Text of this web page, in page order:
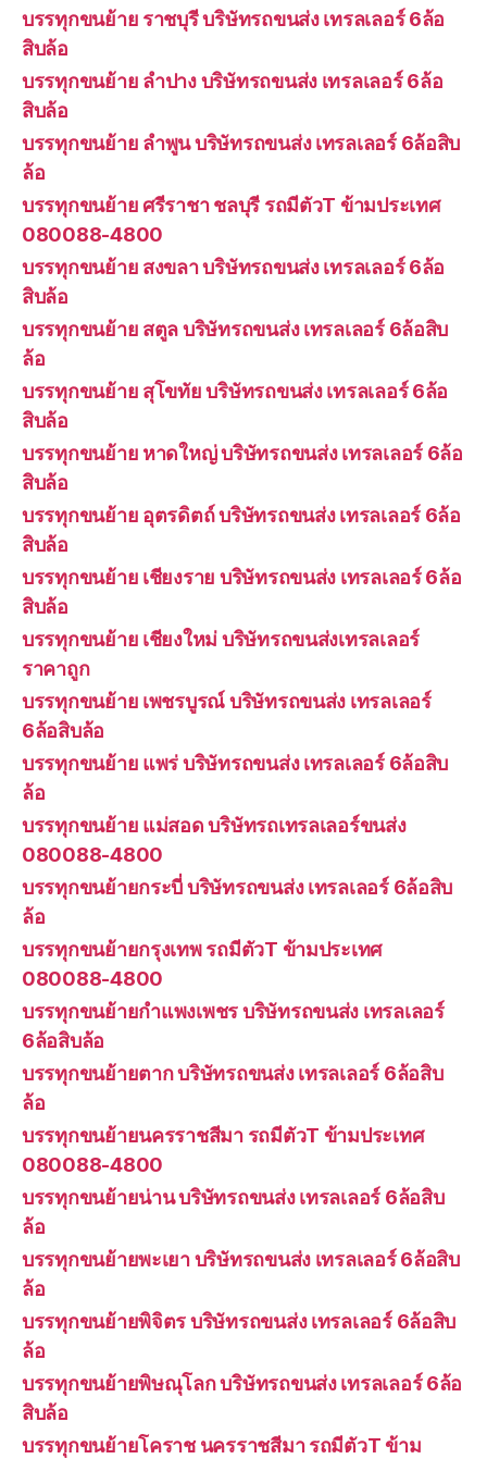
บรรทุกขนย้าย ราชบุรี บริษัทรถขนส่ง เทรลเลอร์ 6ล้อ
สิบล้อ
บรรทุกขนย้าย ลำปาง บริษัทรถขนส่ง เทรลเลอร์ 6ล้อ
สิบล้อ
บรรทุกขนย้าย ลำพูน บริษัทรถขนส่ง เทรลเลอร์ 6ล้อสิบ
ล้อ
บรรทุกขนย้าย ศรีราชา ชลบุรี รถมีตัวT ข้ามประเทศ
080088-4800
บรรทุกขนย้าย สงขลา บริษัทรถขนส่ง เทรลเลอร์ 6ล้อ
สิบล้อ
บรรทุกขนย้าย สตูล บริษัทรถขนส่ง เทรลเลอร์ 6ล้อสิบ
ล้อ
บรรทุกขนย้าย สุโขทัย บริษัทรถขนส่ง เทรลเลอร์ 6ล้อ
สิบล้อ
บรรทุกขนย้าย หาดใหญ่ บริษัทรถขนส่ง เทรลเลอร์ 6ล้อ
สิบล้อ
บรรทุกขนย้าย อุตรดิตถ์ บริษัทรถขนส่ง เทรลเลอร์ 6ล้อ
สิบล้อ
บรรทุกขนย้าย เชียงราย บริษัทรถขนส่ง เทรลเลอร์ 6ล้อ
สิบล้อ
บรรทุกขนย้าย เชียงใหม่ บริษัทรถขนส่งเทรลเลอร์
ราคาถูก
บรรทุกขนย้าย เพชรบูรณ์ บริษัทรถขนส่ง เทรลเลอร์
6ล้อสิบล้อ
บรรทุกขนย้าย แพร่ บริษัทรถขนส่ง เทรลเลอร์ 6ล้อสิบ
ล้อ
บรรทุกขนย้าย แม่สอด บริษัทรถเทรลเลอร์ขนส่ง
080088-4800
บรรทุกขนย้ายกระบี่ บริษัทรถขนส่ง เทรลเลอร์ 6ล้อสิบ
ล้อ
บรรทุกขนย้ายกรุงเทพ รถมีตัวT ข้ามประเทศ
080088-4800
บรรทุกขนย้ายกำแพงเพชร บริษัทรถขนส่ง เทรลเลอร์
6ล้อสิบล้อ
บรรทุกขนย้ายตาก บริษัทรถขนส่ง เทรลเลอร์ 6ล้อสิบ
ล้อ
บรรทุกขนย้ายนครราชสีมา รถมีตัวT ข้ามประเทศ
080088-4800
บรรทุกขนย้ายน่าน บริษัทรถขนส่ง เทรลเลอร์ 6ล้อสิบ
ล้อ
บรรทุกขนย้ายพะเยา บริษัทรถขนส่ง เทรลเลอร์ 6ล้อสิบ
ล้อ
บรรทุกขนย้ายพิจิตร บริษัทรถขนส่ง เทรลเลอร์ 6ล้อสิบ
ล้อ
บรรทุกขนย้ายพิษณุโลก บริษัทรถขนส่ง เทรลเลอร์ 6ล้อ
สิบล้อ
บรรทุกขนย้ายโคราช นครราชสีมา รถมีตัวT ข้าม